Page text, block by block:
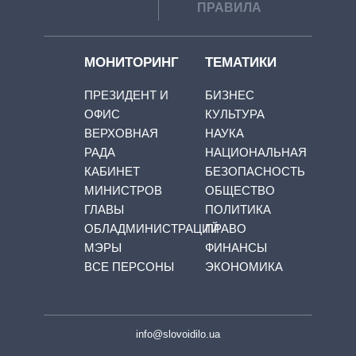
ПРАВИЛА
МОНИТОРИНГ
ПРЕЗИДЕНТ И
ОФИС
ВЕРХОВНАЯ
РАДА
КАБИНЕТ
МИНИСТРОВ
ГЛАВЫ
ОБЛАДМИНИСТРАЦИЙ
МЭРЫ
ВСЕ ПЕРСОНЫ
ТЕМАТИКИ
БИЗНЕС
КУЛЬТУРА
НАУКА
НАЦИОНАЛЬНАЯ
БЕЗОПАСНОСТЬ
ОБЩЕСТВО
ПОЛИТИКА
ПРАВО
ФИНАНСЫ
ЭКОНОМИКА
info@slovoidilo.ua